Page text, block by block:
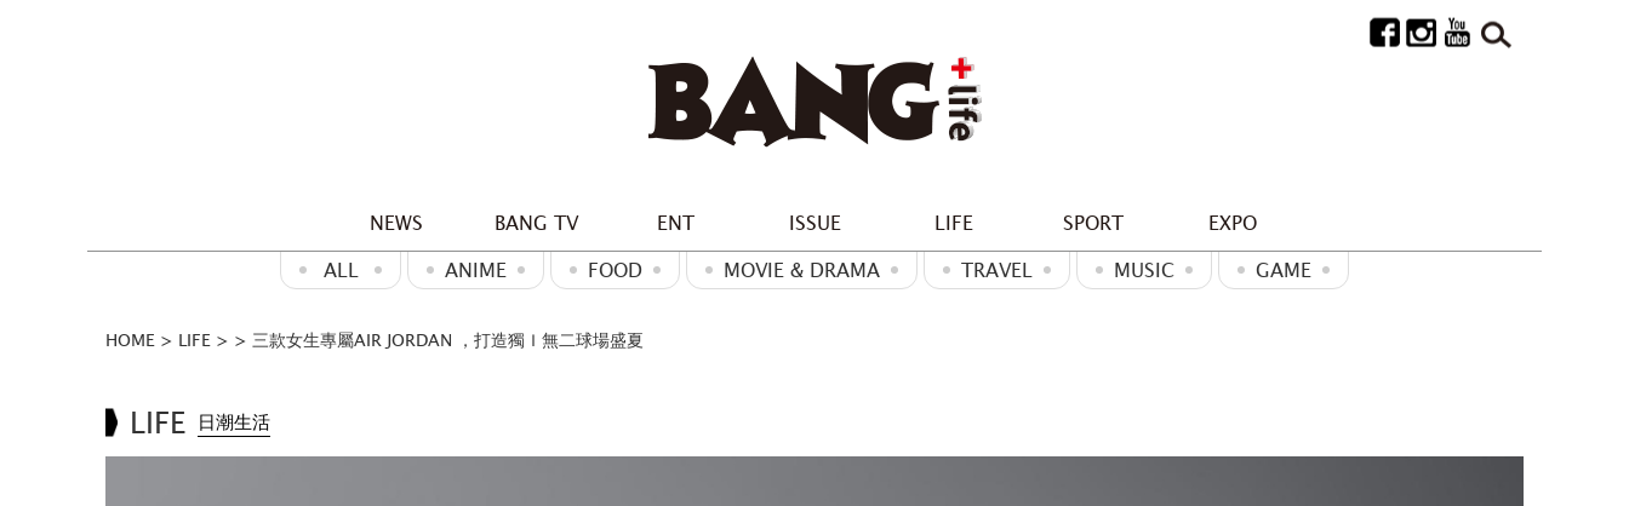
NEWS BANG TV ENT ISSUE LIFE SPORT EXPO
ALL ANIME FOOD MOVIE & DRAMA TRAVEL MUSIC GAME
HOME > LIFE > > 三款女生專屬AIR JORDAN ，打造獨Ｉ無二球場盛夏
LIFE 日潮生活